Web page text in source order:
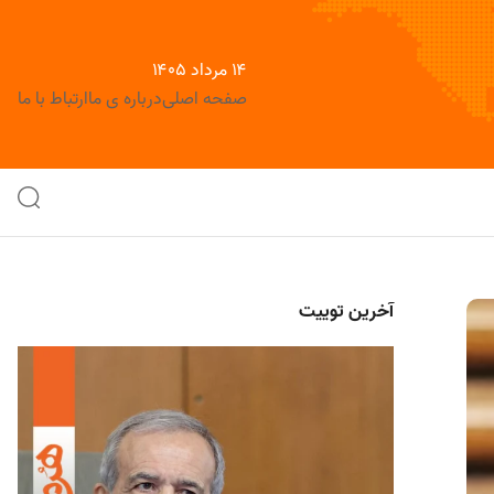
۱۴ مرداد ۱۴۰۵
صفحه اصلیدرباره ی ماارتباط با ما
آخرین توییت